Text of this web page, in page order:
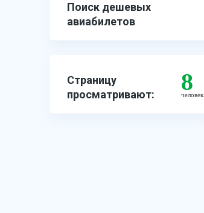
Поиск дешевых
авиабилетов
Страницу
просматривают:
8
человек